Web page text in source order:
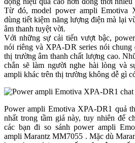
Từ đó, model power ampli Emotiva
dùng tiết kiệm năng lượng điện mà lại
âm thanh tuyệt vời.
Với những sự cải tiến vượt bậc,
nói riêng và XPA-DR series nói chung
thị trường âm thanh chất lượng cao.
chắn sẽ làm người nghe hài lòng và
ampli khác trên thị trường không dễ gì
Power ampli Emotiva XPA-DR1 quả
nhất trong tầm giá này, tuy nhiên để
các bạn đi so sánh power ampli
ampli Marantz MM7055 . Mặc dù